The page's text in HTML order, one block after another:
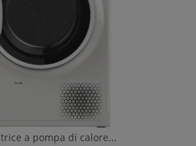
a pompa di calore...